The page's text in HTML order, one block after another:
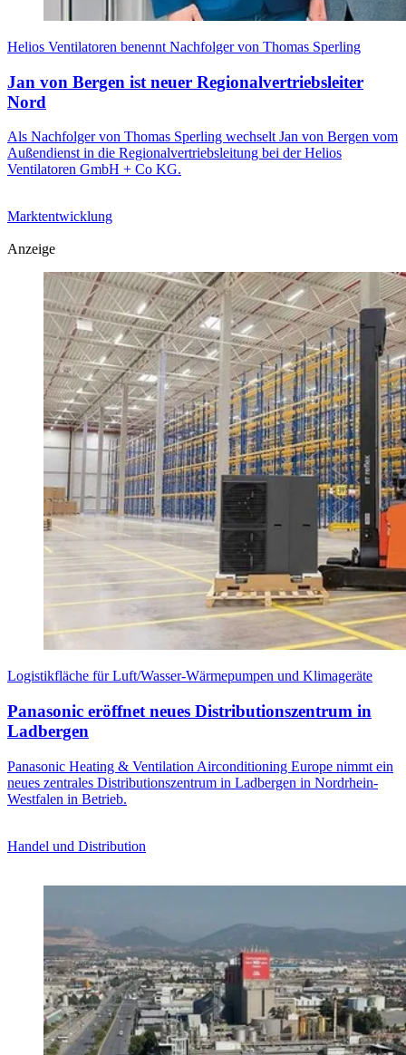
Helios Ventilatoren benennt Nachfolger von Thomas Sperling
Jan von Bergen ist neuer Regionalvertriebsleiter
Nord
Als Nachfolger von Thomas Sperling wechselt Jan von Bergen vom
Außendienst in die Regionalvertriebsleitung bei der Helios
Ventilatoren GmbH + Co KG.
Marktentwicklung
Anzeige
Logistikfläche für Luft/Wasser-Wärmepumpen und Klimageräte
Panasonic eröffnet neues Distributionszentrum in
Ladbergen
Panasonic Heating & Ventilation Airconditioning Europe nimmt ein
neues zentrales Distributionszentrum in Ladbergen in Nordrhein-
Westfalen in Betrieb.
Handel und Distribution